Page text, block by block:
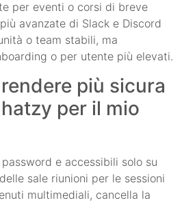
per eventi o corsi di breve
avanzate di Slack e Discord
o team stabili, ma
o per utente più elevati.
più sicura
per il mio
e accessibili solo su
sale riunioni per le sessioni
multimediali, cancella la